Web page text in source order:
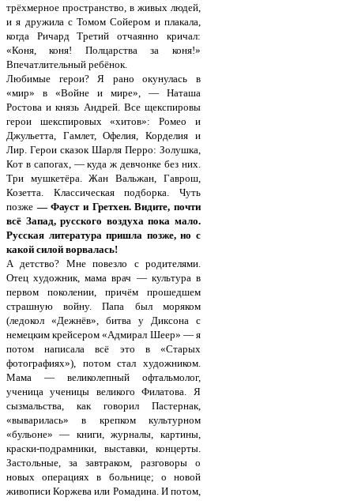
трёхмерное пространство, в живых людей,
и я дружила с Томом Сойером и плакала,
когда Ричард Третий отчаянно кричал:
«Коня, коня! Полцарства за коня!»
Впечатлительный ребёнок.
Любимые герои? Я рано окунулась в
«мир» в «Войне и мире», — Наташа
Ростова и князь Андрей. Все щекспировы
герои шекспировых «хитов»: Ромео и
Джульетта, Гамлет, Офелия, Корделия и
Лир. Герои сказок Шарля Перро: Золушка,
Кот в сапогах, — куда ж девчонке без них.
Три мушкетёра. Жан Вальжан, Гаврош,
Козетта. Классическая подборка. Чуть
позже — Фауст и Гретхен. Видите, почти
всё Запад, русского воздуха пока мало.
Русская литература пришла позже, но с
какой силой ворвалась!
А детство? Мне повезло с родителями.
Отец художник, мама врач — культура в
первом поколении, причём прошедшем
страшную войну. Папа был моряком
(ледокол «Дежнёв», битва у Диксона с
немецким крейсером «Адмирал Шеер» — я
потом написала всё это в «Старых
фотографиях»), потом стал художником.
Мама — великолепный офтальмолог,
ученица ученицы великого Филатова. Я
сызмальства, как говорил Пастернак,
«выварилась» в крепком культурном
«бульоне» — книги, журналы, картины,
краски-подрамники, выставки, концерты.
Застольные, за завтраком, разговоры о
новых операциях в больнице; о новой
живописи Коржева или Ромадина. И потом,